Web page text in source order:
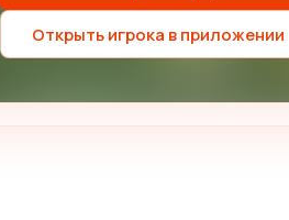
Открыть игрока в приложении